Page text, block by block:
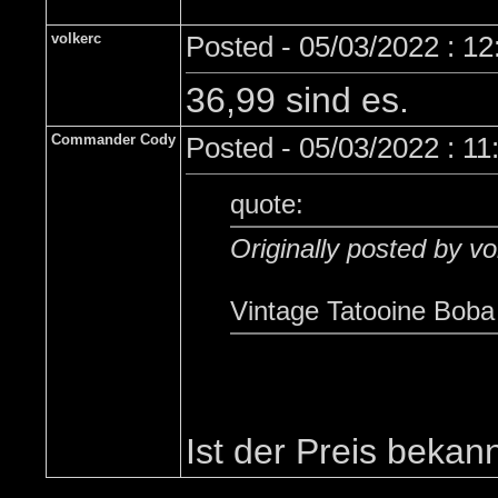
volkerc Posted - 05/03/2022 :
36,99 sind es.
Commander Cody Posted - 05/03/2022 :
quote:
Originally posted by
Vintage Tatooine
Ist der Preis